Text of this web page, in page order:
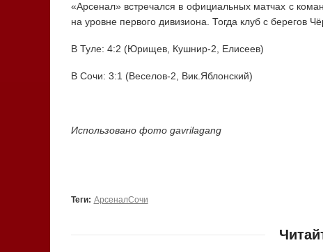
«Арсенал» встречался в официальных матчах с
на уровне первого дивизиона. Тогда клуб с берегов
В Туле: 4:2 (Юрищев, Кушнир-2, Елисеев)
В Сочи: 3:1 (Веселов-2, Вик.Яблонский)
Использовано фото gavrilagang
Теги: АрсеналСочи